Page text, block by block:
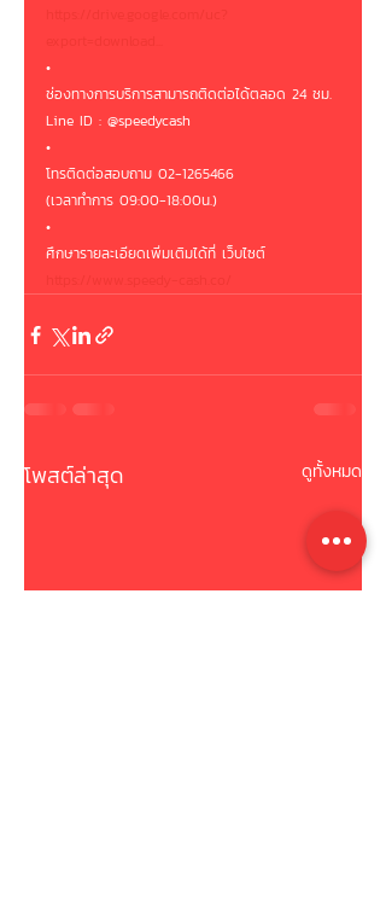
•
ช่องทางการบริการสามารถติดต่อได้ตลอด 24 ชม.
Line ID : @speedycash
•
โทรติดต่อสอบถาม 02-1265466
(เวลาทำการ 09:00-18:00น.)
•
ศึกษารายละเอียดเพิ่มเติมได้ที่ เว็บไซต์
โพสต์ล่าสุด ดูทั้งหมด